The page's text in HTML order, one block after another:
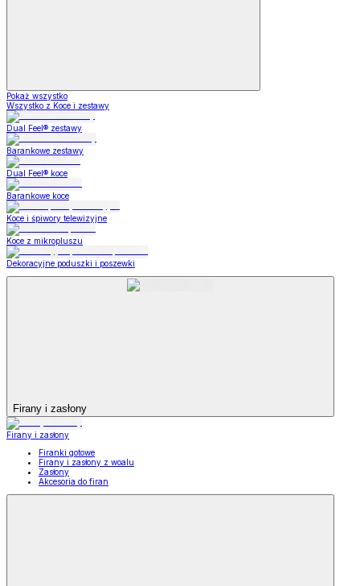
Pokaż wszystko
Wszystko z Koce i zestawy
Dual Feel® zestawy
Barankowe zestawy
Dual Feel® koce
Barankowe koce
Koce i śpiwory telewizyjne
Koce z mikropluszu
Dekoracyjne poduszki i poszewki
Firany i zasłony
Firany i zasłony
Firanki gotowe
Firany i zasłony z woalu
Zasłony
Akcesoria do firan